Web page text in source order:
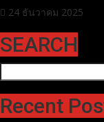
24 ธันวาคม 2025
SEARCH
ค้นหา
Recent